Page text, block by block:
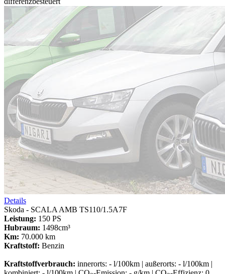
Details
Skoda - SCALA AMB TS110/1.5A7F
Leistung: 150 PS
Hubraum: 1498cm³
Km: 70.000 km
Kraftstoff: Benzin
Kraftstoffverbrauch: innerorts: - l/100km | außerorts: - l/100km |